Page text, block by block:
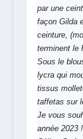
par une
façon Gilda
ceinture,
terminent le
Sous le
lycra qui
tissus
taffetas sur
Je vous
année 2023 !